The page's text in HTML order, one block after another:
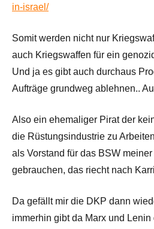
in-israel/
Somit werden nicht nur
auch Kriegswaffen für ein
Und ja es gibt auch durchaus
Aufträge grundweg ablehnen..
Also ein ehemaliger Pirat der
die Rüstungsindustrie zu
als Vorstand für das BSW
gebrauchen, das riecht nach
Da gefällt mir die DKP dann
immerhin gibt da Marx und